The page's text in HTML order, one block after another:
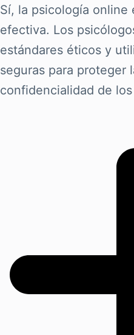
Sí, la psicología online
efectiva. Los
estándares éticos y
seguras para proteger
confidencialidad de